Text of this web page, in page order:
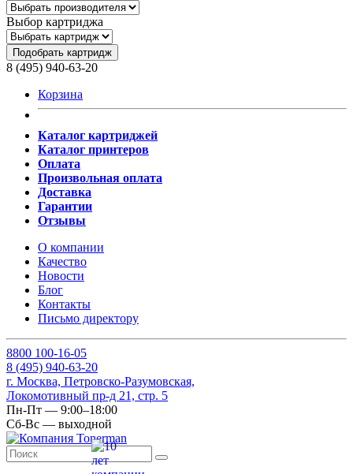
Выбор картриджа
Подобрать картридж
8 (495) 940-63-20
Корзина
Каталог картриджей
Каталог принтеров
Оплата
Произвольная оплата
Доставка
Гарантии
Отзывы
О компании
Качество
Новости
Блог
Контакты
Письмо директору
8800 100-16-05
8 (495) 940-63-20
г. Москва, Петровско-Разумовская,
Локомотивный пр-д 21, стр. 5
Пн-Пт — 9:00–18:00
Сб-Вс — выходной